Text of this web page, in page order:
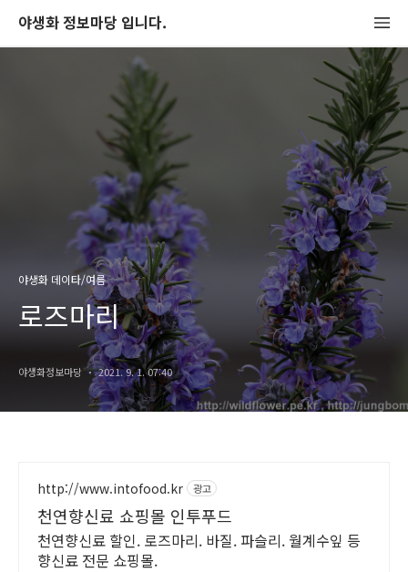
야생화 정보마당 입니다.
야생화 데이타/여름
로즈마리
야생화정보마당 2021. 9. 1. 07:40
http://www.intofood.kr 광고
천연향신료 쇼핑몰 인투푸드
천연향신료 할인. 로즈마리. 바질. 파슬리. 월계수잎 등
향신료 전문 쇼핑몰.